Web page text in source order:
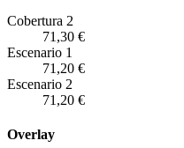
Cobertura 2
71,30 €
Escenario 1
71,20 €
Escenario 2
71,20 €
Overlay